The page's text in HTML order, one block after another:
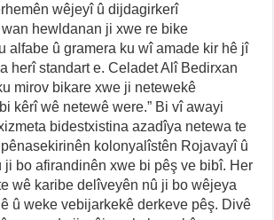
wêjeyî û dijdagirkerî
hewldanan ji xwe re bike
alfabe û gramera ku wî amade kir hê jî
herî standart e. Celadet Alî Bedirxan
mirov bikare xwe ji netewekê
kêrî wê netewê were.” Bi vî awayi
bidestxistina azadîya netewa te
kolonyalîstên Rojavayî û
ji bo afirandinên xwe bi pêş ve bibî. Her
wê karibe delîveyên nû ji bo wêjeya
û weke vebijarkekê derkeve pêş. Divê